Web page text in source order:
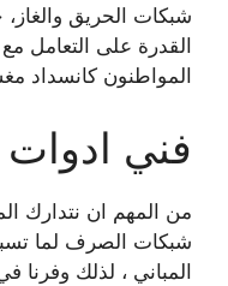
شبكات الحريق
القدرة على التعامل
المواطنون كانسداد
فني
من المهم ان نتدارك
شبكات الصرف لما
المباني ، لذلك وفرنا